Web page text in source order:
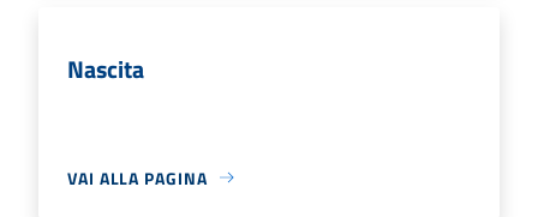
Nascita
VAI ALLA PAGINA